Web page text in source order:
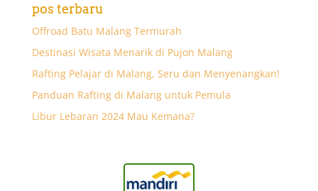
pos terbaru
Offroad Batu Malang Termurah
Destinasi Wisata Menarik di Pujon Malang
Rafting Pelajar di Malang, Seru dan Menyenangkan!
Panduan Rafting di Malang untuk Pemula
Libur Lebaran 2024 Mau Kemana?